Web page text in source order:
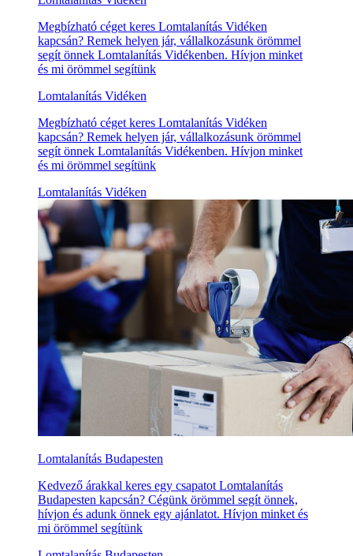
Megbízható céget keres Lomtalanítás Vidéken
kapcsán? Remek helyen jár, vállalkozásunk örömmel
segít önnek Lomtalanítás Vidékenben. Hívjon minket
és mi örömmel segítünk
Lomtalanítás Vidéken
Megbízható céget keres Lomtalanítás Vidéken
kapcsán? Remek helyen jár, vállalkozásunk örömmel
segít önnek Lomtalanítás Vidékenben. Hívjon minket
és mi örömmel segítünk
Lomtalanítás Vidéken
Lomtalanítás Budapesten
Kedvező árakkal keres egy csapatot Lomtalanítás
Budapesten kapcsán? Cégünk örömmel segít önnek,
hívjon és adunk önnek egy ajánlatot. Hívjon minket és
mi örömmel segítünk